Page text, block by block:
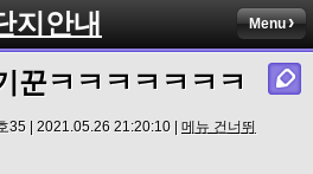
지안내 Menu
꾼ㅋㅋㅋㅋㅋㅋㅋ
35 | 2021.05.26 21:20:10 | 메뉴 건너뛰